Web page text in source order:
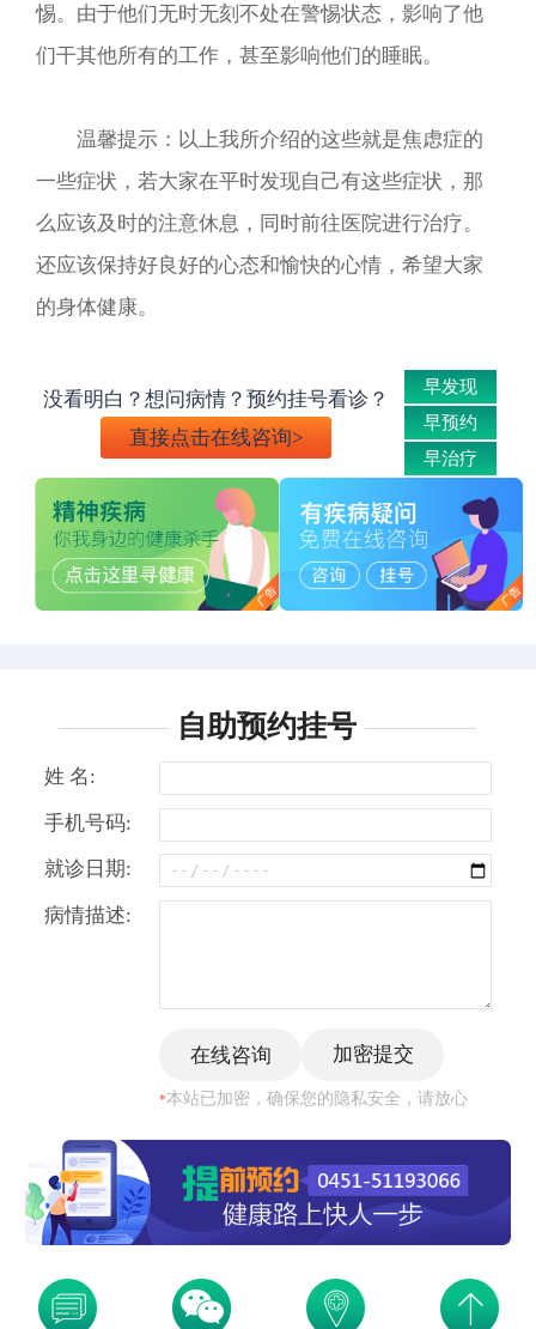
惕。由于他们无时无刻不处在警惕状态，影响了他
们干其他所有的工作，甚至影响他们的睡眠。
温馨提示：以上我所介绍的这些就是焦虑症的
一些症状，若大家在平时发现自己有这些症状，那
么应该及时的注意休息，同时前往医院进行治疗。
还应该保持好良好的心态和愉快的心情，希望大家
的身体健康。
没看明白？想问病情？预约挂号看诊？
直接点击在线咨询>
早发现
早预约
早治疗
自助预约挂号
姓 名:
手机号码:
就诊日期:
病情描述:
*本站已加密，确保您的隐私安全，请放心